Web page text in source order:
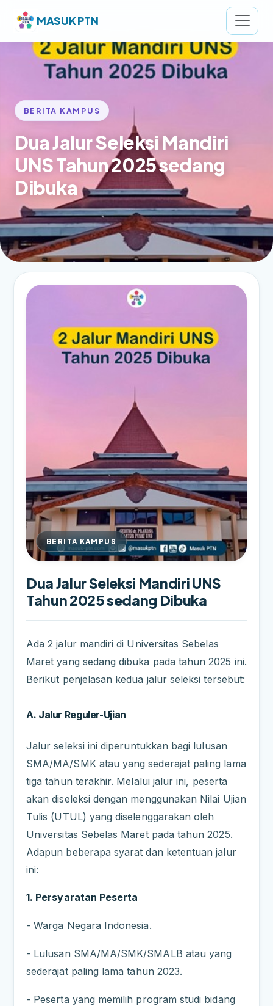
MASUK PTN
BERITA KAMPUS
Dua Jalur Seleksi Mandiri
UNS Tahun 2025 sedang
Dibuka
BERITA KAMPUS
Dua Jalur Seleksi Mandiri UNS
Tahun 2025 sedang Dibuka
Ada 2 jalur mandiri di Universitas Sebelas
Maret yang sedang dibuka pada tahun 2025 ini.
Berikut penjelasan kedua jalur seleksi tersebut:
A. Jalur Reguler-Ujian
Jalur seleksi ini diperuntukkan bagi lulusan
SMA/MA/SMK atau yang sederajat paling lama
tiga tahun terakhir. Melalui jalur ini, peserta
akan diseleksi dengan menggunakan Nilai Ujian
Tulis (UTUL) yang diselenggarakan oleh
Universitas Sebelas Maret pada tahun 2025.
Adapun beberapa syarat dan ketentuan jalur
ini:
1. Persyaratan Peserta
- Warga Negara Indonesia.
- Lulusan SMA/MA/SMK/SMALB atau yang
sederajat paling lama tahun 2023.
- Peserta yang memilih program studi bidang